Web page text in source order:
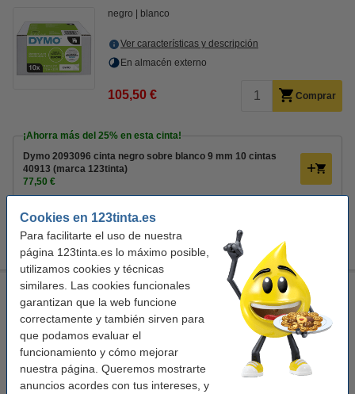
Cookies en 123tinta.es
Para facilitarte el uso de nuestra
página 123tinta.es lo máximo posible,
utilizamos cookies y técnicas
similares. Las cookies funcionales
garantizan que la web funcione
correctamente y también sirven para
que podamos evaluar el
funcionamiento y cómo mejorar
nuestra página. Queremos mostrarte
anuncios acordes con tus intereses, y
negro blanco
Ver características y descripción
En almacén externo
105,50 € Comprar
¡Ahorra más del 25% en esta cinta!
Dymo 2093096 cinta negro sobre blanco 9 mm 10 cintas
40913 (marca 123tinta)
77,50 €
Consejo
Te recomendamos que utilices la marca 123tinta en lugar de esta
cinta.
Dymo S0720690 / 40914 cinta azul sobre blanco 9 mm
(original)
Ver características y descripción
En stock
¡Recíbelo en 24 horas!